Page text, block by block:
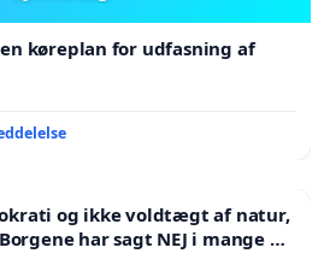
køreplan for udfasning af
og ikke voldtægt af natur,
har sagt NEJ i mange år.